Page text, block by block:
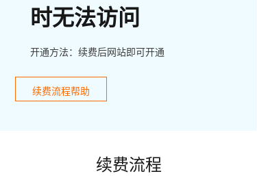
时无法访问
开通方法：续费后网站即可开通
续费流程帮助
续费流程